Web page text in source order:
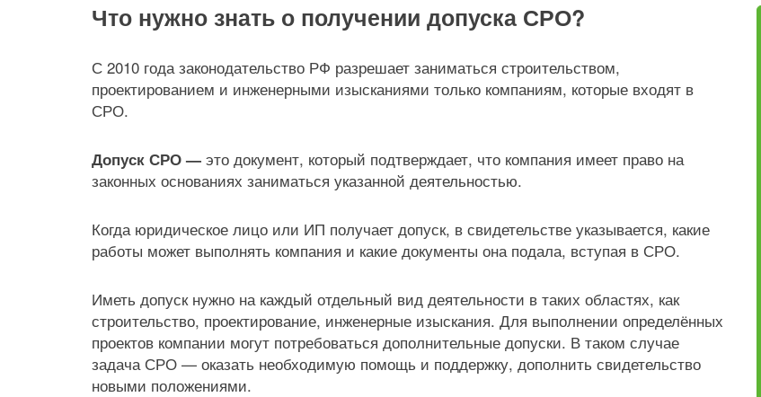
Что нужно знать о получении допуска СРО?
С 2010 года законодательство РФ разрешает заниматься строительством,
проектированием и инженерными изысканиями только компаниям, которые входят в
СРО.
Допуск СРО — это документ, который подтверждает, что компания имеет право на
законных основаниях заниматься указанной деятельностью.
Когда юридическое лицо или ИП получает допуск, в свидетельстве указывается, какие
работы может выполнять компания и какие документы она подала, вступая в СРО.
Иметь допуск нужно на каждый отдельный вид деятельности в таких областях, как
строительство, проектирование, инженерные изыскания. Для выполнении определённых
проектов компании могут потребоваться дополнительные допуски. В таком случае
задача СРО — оказать необходимую помощь и поддержку, дополнить свидетельство
новыми положениями.